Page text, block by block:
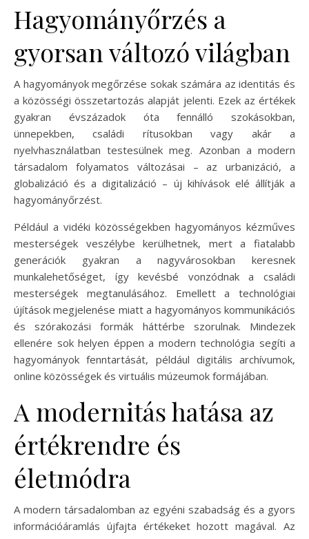
Hagyományőrzés a
gyorsan változó világban
A hagyományok megőrzése sokak számára az identitás és
a közösségi összetartozás alapját jelenti. Ezek az értékek
gyakran évszázadok óta fennálló szokásokban,
ünnepekben, családi rítusokban vagy akár a
nyelvhasználatban testesülnek meg. Azonban a modern
társadalom folyamatos változásai – az urbanizáció, a
globalizáció és a digitalizáció – új kihívások elé állítják a
hagyományőrzést.
Például a vidéki közösségekben hagyományos kézműves
mesterségek veszélybe kerülhetnek, mert a fiatalabb
generációk gyakran a nagyvárosokban keresnek
munkalehetőséget, így kevésbé vonzódnak a családi
mesterségek megtanulásához. Emellett a technológiai
újítások megjelenése miatt a hagyományos kommunikációs
és szórakozási formák háttérbe szorulnak. Mindezek
ellenére sok helyen éppen a modern technológia segíti a
hagyományok fenntartását, például digitális archívumok,
online közösségek és virtuális múzeumok formájában.
A modernitás hatása az
értékrendre és
életmódra
A modern társadalomban az egyéni szabadság és a gyors
információáramlás újfajta értékeket hozott magával. Az